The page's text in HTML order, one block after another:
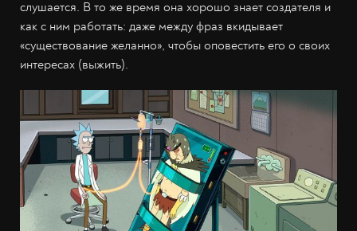
слушается. В то же время она хорошо знает создателя и
как с ним работать: даже между фраз вкидывает
«существование желанно», чтобы оповестить его о своих
интересах (выжить).